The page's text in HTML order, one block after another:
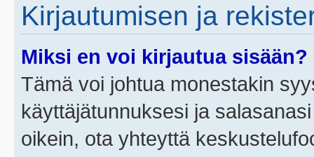
Kirjautumisen ja
Miksi en voi kirjautua sisään?
Tämä voi johtua monestakin
käyttäjätunnuksesi ja
oikein, ota yhteyttä